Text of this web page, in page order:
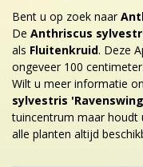
Bent u op zoek naar
De Anthriscus
als Fluitenkruid. Deze
ongeveer 100
Wilt u meer informatie
sylvestris
tuincentrum maar
alle planten altijd